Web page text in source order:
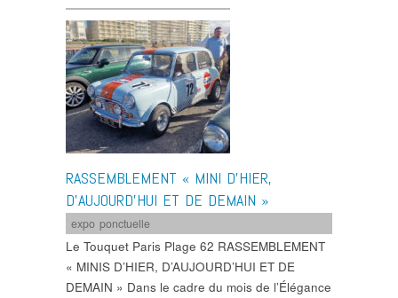
RASSEMBLEMENT « MINI D’HIER,
D’AUJOURD’HUI ET DE DEMAIN »
expo ponctuelle
Le Touquet Paris Plage 62 RASSEMBLEMENT
« MINIS D’HIER, D’AUJOURD’HUI ET DE
DEMAIN » Dans le cadre du mois de l’Élégance